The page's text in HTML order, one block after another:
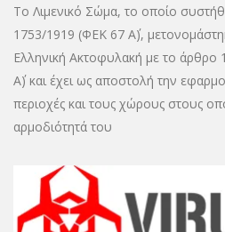
Το Λιμενικό Σώμα, το οποίο
1753/1919 (ΦΕΚ 67 Α΄),
Ελληνική Ακτοφυλακή με το
Α΄) και έχει ως αποστολή την
περιοχές και τους χώρους στους
αρμοδιότητά του